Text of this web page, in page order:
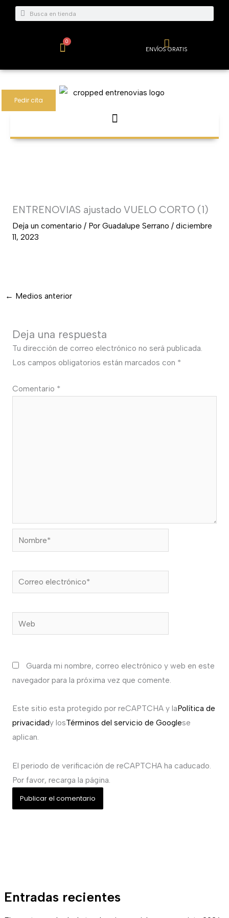
Buscar
Buscar
0
Carrito ENVÍOS GRATIS
Pedir cita
Entradas recientes
ENTRENOVIAS ajustado VUELO CORTO (1)
Deja un comentario / Por Guadalupe Serrano / diciembre
11, 2023
← Medios anterior
Deja una respuesta
Tu dirección de correo electrónico no será publicada.
Los campos obligatorios están marcados con *
Comentario *
Nombre*
Correo
electrónico*
Web
Guarda mi nombre, correo electrónico y web en este
navegador para la próxima vez que comente.
Este sitio esta protegido por reCAPTCHA y laPolítica de
privacidady losTérminos del servicio de Googlese
aplican.
El periodo de verificación de reCAPTCHA ha caducado.
Por favor, recarga la página.